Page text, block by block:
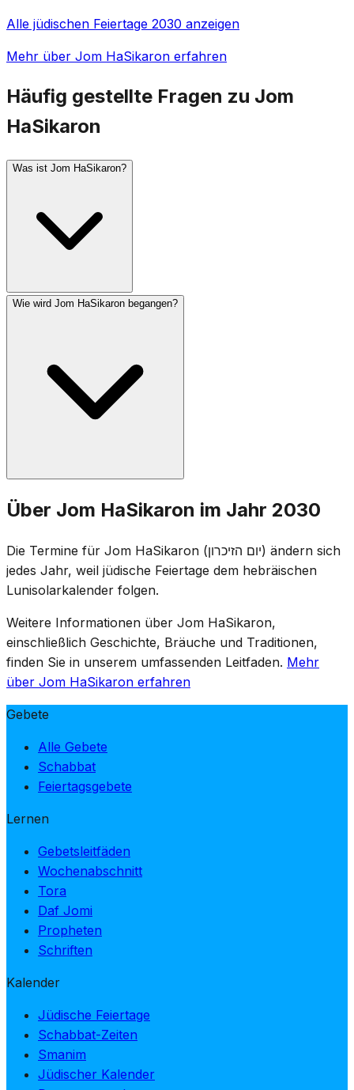
Alle jüdischen Feiertage 2030 anzeigen
Mehr über Jom HaSikaron erfahren
Häufig gestellte Fragen zu Jom
HaSikaron
Was ist Jom HaSikaron?
Terroranschlägen. Am Vorabend um 20 Uhr ertönt eine
einminütige Sirene, und am folgenden Tag um 11 Uhr
eine zweiminütige Sirene, während derer das ganze
Wie wird Jom HaSikaron begangen?
Auf Militärfriedhöfen in ganz Israel finden
Gedenkzeremonien statt, und Familien besuchen die
Gräber gefallener Soldaten. Unterhaltungsstätten sind
gesetzlich geschlossen, und Fernsehen und Radio
senden Gedenkprogramme. Der Tag ist von feierlichen
Versammlungen, dem Verlesen der Namen der
Gefallenen und dem Anzünden von Gedenkkerzen
geprägt.
Über Jom HaSikaron im Jahr 2030
Die Termine für Jom HaSikaron (יום הזיכרון) ändern sich
jedes Jahr, weil jüdische Feiertage dem hebräischen
Lunisolarkalender folgen.
Weitere Informationen über Jom HaSikaron,
einschließlich Geschichte, Bräuche und Traditionen,
finden Sie in unserem umfassenden Leitfaden. Mehr
über Jom HaSikaron erfahren
Gebete
Alle Gebete
Schabbat
Feiertagsgebete
Lernen
Gebetsleitfäden
Wochenabschnitt
Tora
Daf Jomi
Propheten
Schriften
Kalender
Jüdische Feiertage
Schabbat-Zeiten
Smanim
Jüdischer Kalender